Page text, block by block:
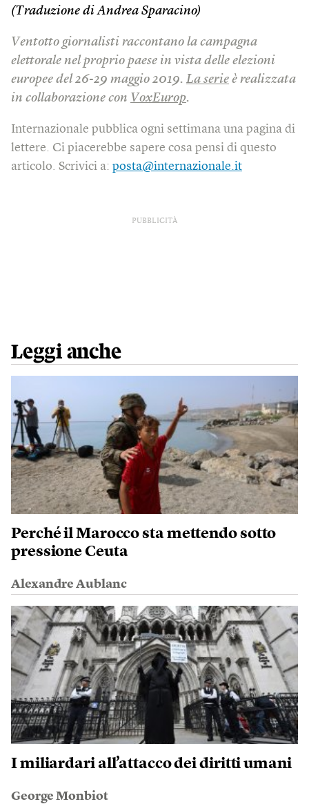
(Traduzione di Andrea Sparacino)
Ventotto giornalisti raccontano la campagna
elettorale nel proprio paese in vista delle elezioni
europee del 26-29 maggio 2019. La serie è realizzata
in collaborazione con VoxEurop.
Internazionale pubblica ogni settimana una pagina di
lettere. Ci piacerebbe sapere cosa pensi di questo
articolo. Scrivici a: posta@internazionale.it
PUBBLICITÀ
Leggi anche
Perché il Marocco sta mettendo sotto
pressione Ceuta
Alexandre Aublanc
I miliardari all’attacco dei diritti umani
George Monbiot